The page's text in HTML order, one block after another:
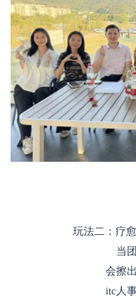
玩法二：疗
当
会擦
itc人